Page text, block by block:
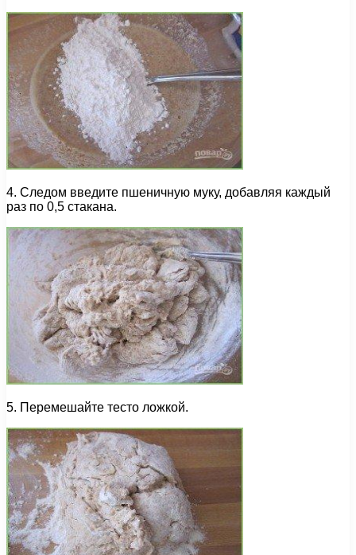
4. Следом введите пшеничную муку, добавляя каждый
раз по 0,5 стакана.
5. Перемешайте тесто ложкой.